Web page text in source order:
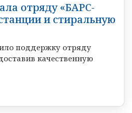
отряду «БАРС-
и стиральную
поддержку отряду
качественную